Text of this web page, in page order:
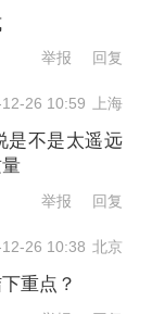
动“世界
中国学等
中国角度
真实地认
国研究世
国角度来
举报 回复
26 10:59 上海
是不是太遥远
举报 回复
26 10:38 北京
重点？